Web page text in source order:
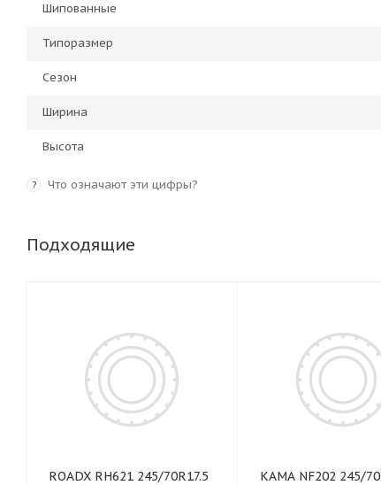
Шипованные
Типоразмер
Сезон
Ширина
Высота
? Что означают эти цифры?
Подходящие
ROADX RH621 245/70R17.5
КАМА NF202 245/